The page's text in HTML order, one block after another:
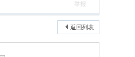
举报
返回列表